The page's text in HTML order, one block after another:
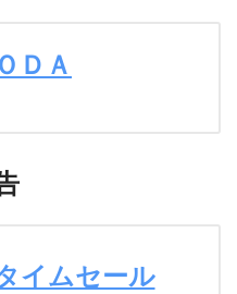
ＤＡ
イムセール